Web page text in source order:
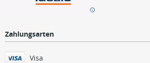
Zahlungsarten
Visa